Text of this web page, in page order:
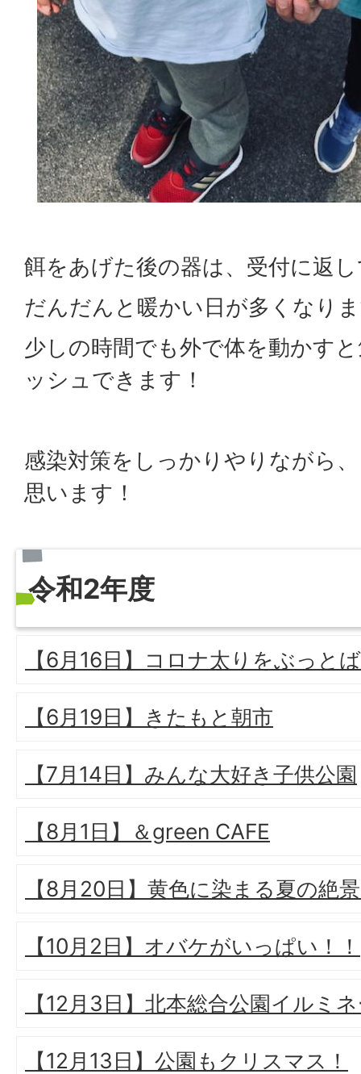
餌をあげた後の器は、受付に返
だんだんと暖かい日が多くなり
少しの時間でも外で体を動かす
ッシュできます！
感染対策をしっかりやりながら
思います！
令和2年度
【6月16日】コロナ太りをぶっと
【6月19日】きたもと朝市
【7月14日】みんな大好き子供公園
【8月1日】＆green CAFE
【8月20日】黄色に染まる夏の絶
【10月2日】オバケがいっぱい！！
【12月3日】北本総合公園イルミ
【12月13日】公園もクリスマス！